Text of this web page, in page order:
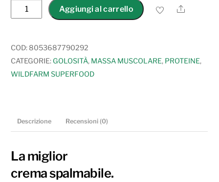
Super
Protein
gusto
Nocciola
quantità
Aggiungi al carrello Share
COD: 8053687790292
CATEGORIE: GOLOSITÀ, MASSA MUSCOLARE, PROTEINE,
WILDFARM SUPERFOOD
Descrizione Recensioni (0)
La miglior
crema spalmabile.